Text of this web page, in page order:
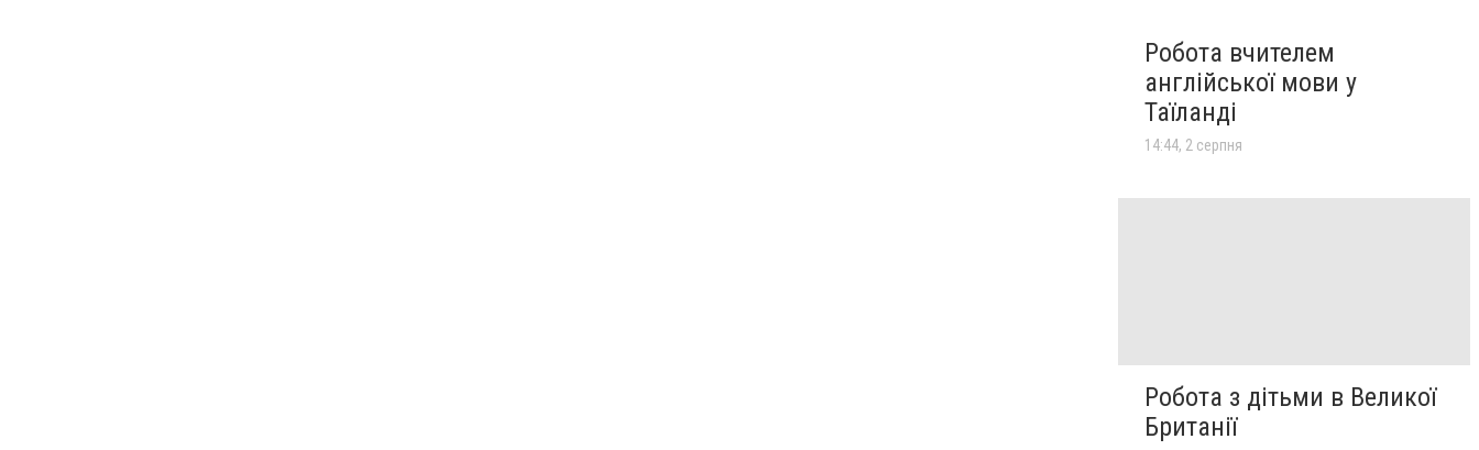
Робота вчителем
англійської мови у
Таїланді
14:44, 2 серпня
Робота з дітьми в Великої
Британії